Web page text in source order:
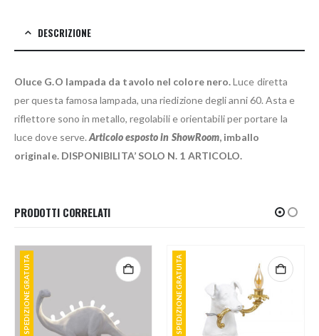
DESCRIZIONE
Oluce G.O lampada da tavolo nel colore nero.Luce diretta
per questa famosa lampada, una riedizione degli anni 60. Asta e
riflettore sono in metallo, regolabili e orientabili per portare la
luce dove serve.Articolo esposto in ShowRoom, imballo
originale. DISPONIBILITA’ SOLO N. 1 ARTICOLO.
PRODOTTI CORRELATI
SPEDIZIONE GRATUITA SPEDIZIONE GRATUITA